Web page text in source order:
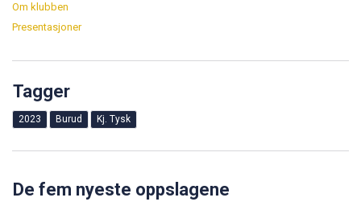
Om klubben
Presentasjoner
Tagger
2023 Burud Kj. Tysk
De fem nyeste oppslagene